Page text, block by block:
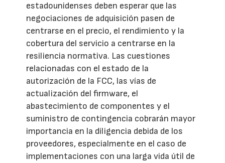
estadounidenses deben esperar que las
negociaciones de adquisición pasen de
centrarse en el precio, el rendimiento y la
cobertura del servicio a centrarse en la
resiliencia normativa. Las cuestiones
relacionadas con el estado de la
autorización de la FCC, las vías de
actualización del firmware, el
abastecimiento de componentes y el
suministro de contingencia cobrarán mayor
importancia en la diligencia debida de los
proveedores, especialmente en el caso de
implementaciones con una larga vida útil de